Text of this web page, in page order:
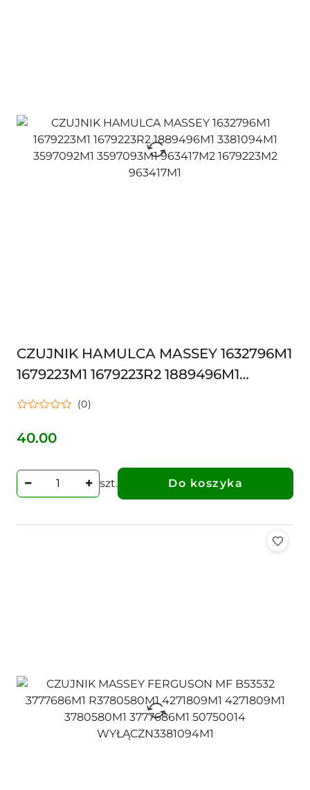
CZUJNIK HAMULCA MASSEY 1632796M1
1679223M1 1679223R2 1889496M1
3381094M1 3597092M1 3597093M1
(0)
Cena:
40.00
szt. Do koszyka